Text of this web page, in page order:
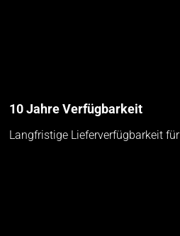
10 Jahre Verfügbarkeit
Langfristige Lieferverfügbarkeit